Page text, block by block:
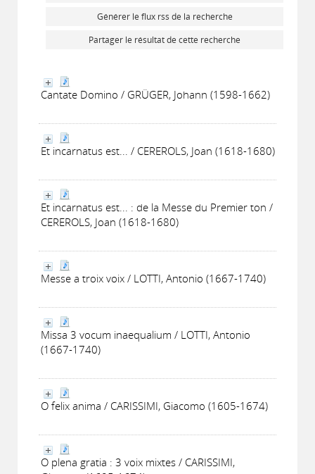
Générer le flux rss de la recherche
Partager le résultat de cette recherche
Cantate Domino / GRÜGER, Johann (1598-1662)
Et incarnatus est... / CEREROLS, Joan (1618-1680)
Et incarnatus est... : de la Messe du Premier ton /
CEREROLS, Joan (1618-1680)
Messe a troix voix / LOTTI, Antonio (1667-1740)
Missa 3 vocum inaequalium / LOTTI, Antonio
(1667-1740)
O felix anima / CARISSIMI, Giacomo (1605-1674)
O plena gratia : 3 voix mixtes / CARISSIMI,